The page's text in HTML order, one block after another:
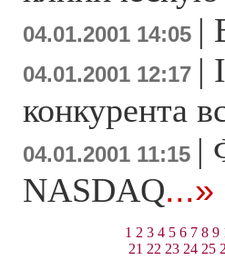
04.01.2001 14:05 |
04.01.2001 12:17 |
конкурента
04.01.2001 11:15 |
NASDAQ...»
1 2 3 4 5 6 7 8 9
21 22 23 24 25